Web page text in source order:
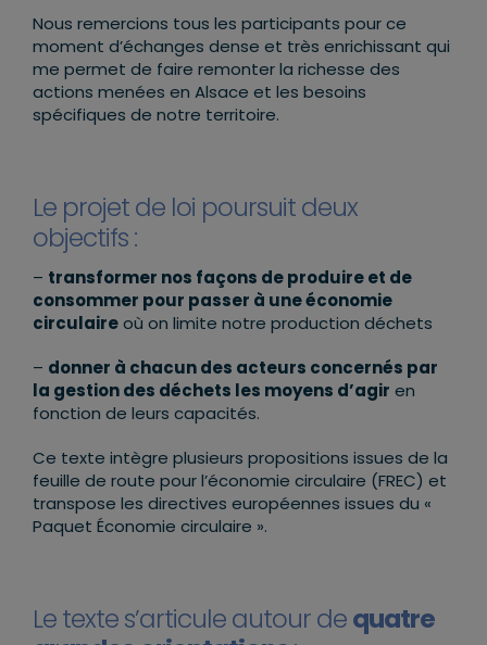
Nous remercions tous les participants pour ce
moment d’échanges dense et très enrichissant qui
me permet de faire remonter la richesse des
actions menées en Alsace et les besoins
spécifiques de notre territoire.
Le projet de loi poursuit deux
objectifs :
– transformer nos façons de produire et de
consommer pour passer à une économie
circulaireoù on limite notre production déchets
– donner à chacun des acteurs concernés par
la gestion des déchets les moyens d’agir en
fonction de leurs capacités.
Ce texte intègre plusieurs propositions issues de la
feuille de route pour l’économie circulaire (FREC) et
transpose les directives européennes issues du «
Paquet Économie circulaire ».
Le texte s’articule autour dequatre